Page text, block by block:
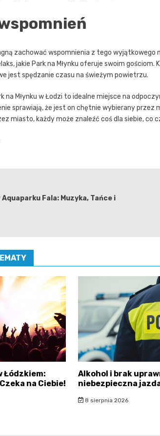
zachować wspomnienia z tego wyjątkowego
jakie Park na Młynku oferuje swoim
jest spędzanie czasu na świeżym powietrzu.
na Młynku w Łodzi to idealne miejsce na
sprawiają, że jest on chętnie wybierany przez
miasto, każdy może znaleźć coś dla siebie, co
Fala: Muzyka, Tańce i
Łódzkiem:
na Ciebie!
Alkohol i brak
niebezpieczna
8 sierpnia 2026